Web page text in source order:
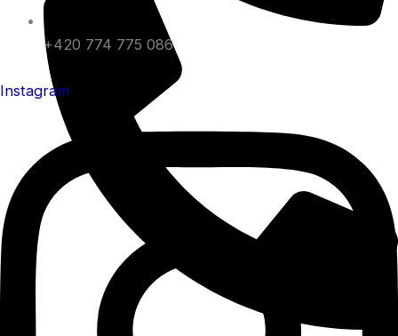
+420 774 775 086
Instagram